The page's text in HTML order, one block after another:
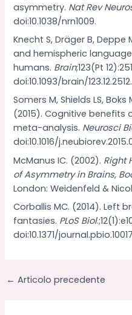
asymmetry. Nat Rev
doi:10.1038/nrn1009.
Knecht S, Dräger B,
and hemispheric
humans. Brain;123(Pt
doi:10.1093/brain/123.12.2512.
Somers M, Shields LS, Boks
(2015). Cognitive benefits
meta-analysis. Neurosci
doi:10.1016/
McManus IC. (2002). Right
of Asymmetry in Brains,
London: Weidenfeld &
Corballis MC. (2014). Left
fantasies. PLoS Biol
doi:10.1371/
← Articolo precedente